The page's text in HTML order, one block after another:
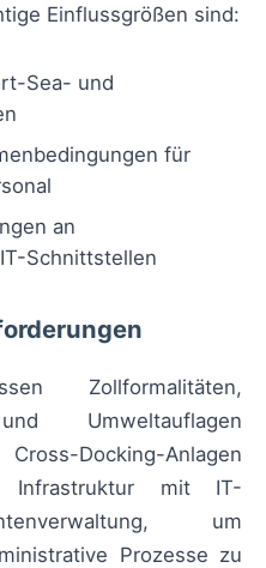
Einflussgrößen sind:
Sea- und
für
an
Schnittstellen
Zollformalitäten,
Umweltauflagen
Docking-Anlagen
Infrastruktur mit IT-
um
Prozesse zu